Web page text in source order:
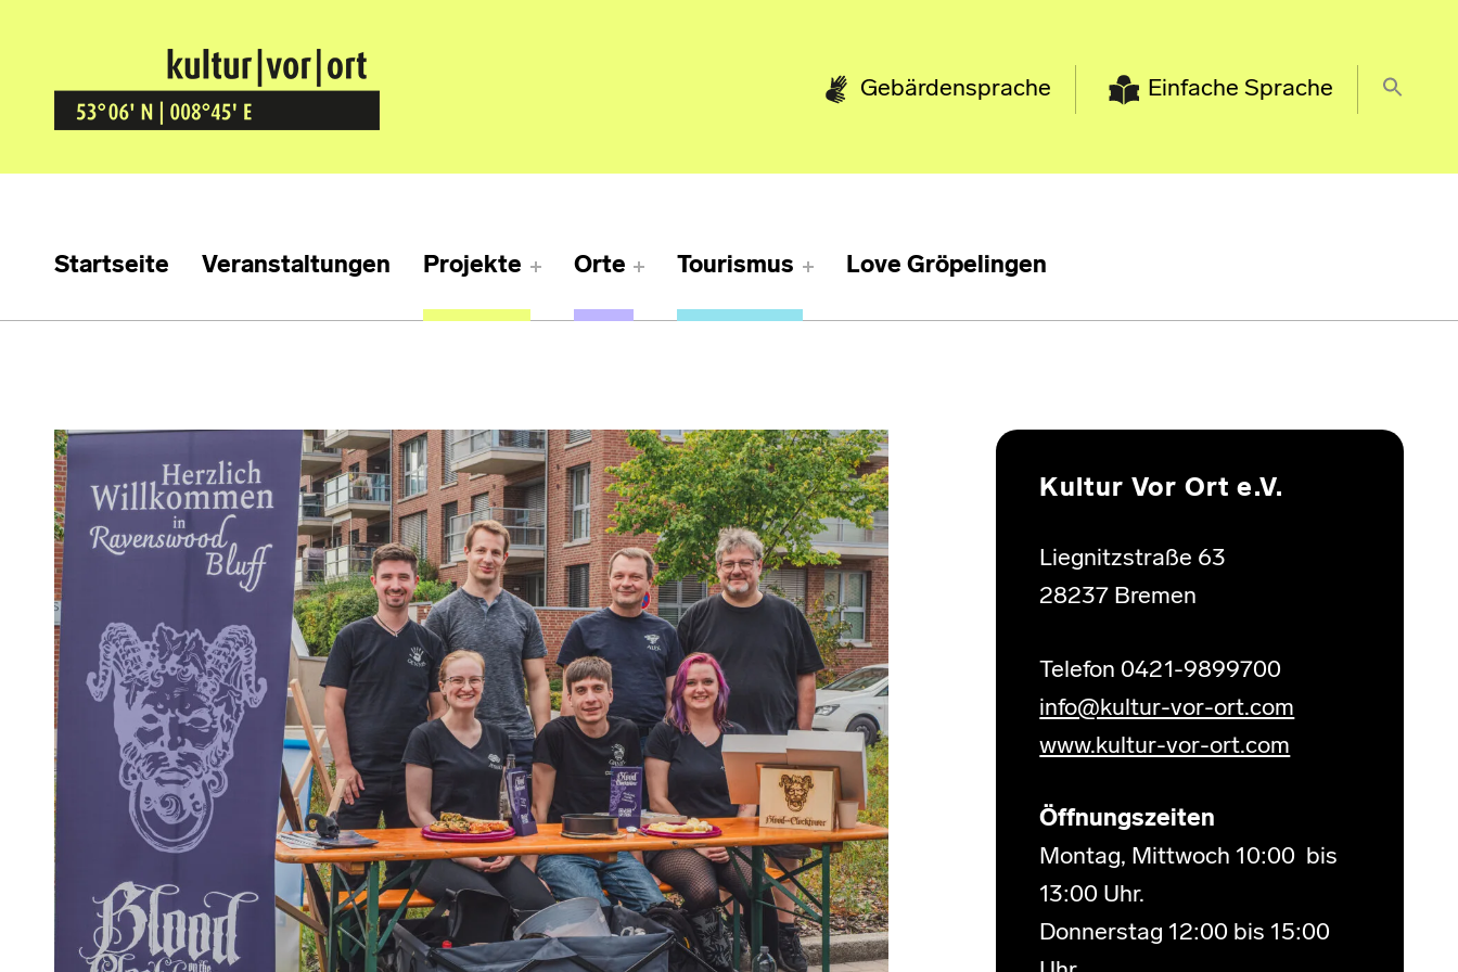
Kultur Vor Ort
BREMEN GRÖPELINGEN Gebärdensprache Einfache Sprache
Startseite Veranstaltungen Projekte Orte Tourismus Love Gröpelingen
Kultur Vor Ort e.V.
Liegnitzstraße 63
28237 Bremen
Telefon 0421-9899700
info@kultur-vor-ort.com
www.kultur-vor-ort.com
Öffnungszeiten
Montag, Mittwoch 10:00 bis
13:00 Uhr.
Donnerstag 12:00 bis 15:00